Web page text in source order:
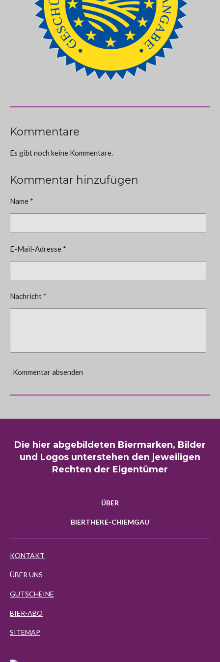
Kommentare
Es gibt noch keine Kommentare.
Kommentar hinzufügen
Name *
E-Mail-Adresse *
Nachricht *
Kommentar absenden
Die hier abgebildeten Biermarken, Bilder
und Logos unterstehen den jeweiligen
Rechten der Eigentümer
ÜBER
BIERTHEKE-CHIEMGAU
KONTAKT
ÜBER UNS
GUTSCHEINE
BIER-ABO
SITEMAP